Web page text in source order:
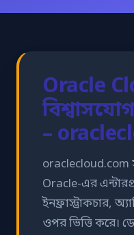
Oracle
–
oraclecloud.com
Oracle-এর
ইনফ্রাস্ট্রাকচার,
ওপর ভিত্তি করে।